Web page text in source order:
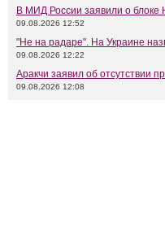
В МИД России заявили о блоке
09.08.2026 12:52
"Не на радаре". На Украине
09.08.2026 12:22
Аракчи заявил об отсутствии
09.08.2026 12:08